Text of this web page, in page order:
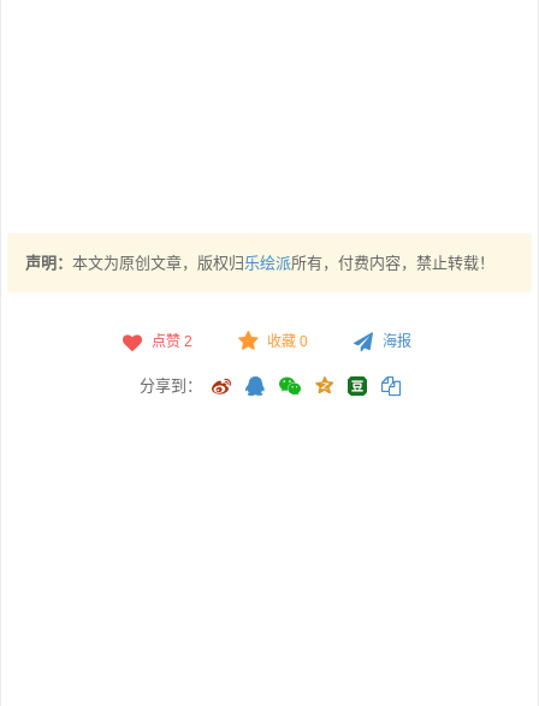
声明： 本文为原创文章，版权归 乐绘派所有，付费内容，禁止转载！
点赞 2 收藏 0 海报
分享到：